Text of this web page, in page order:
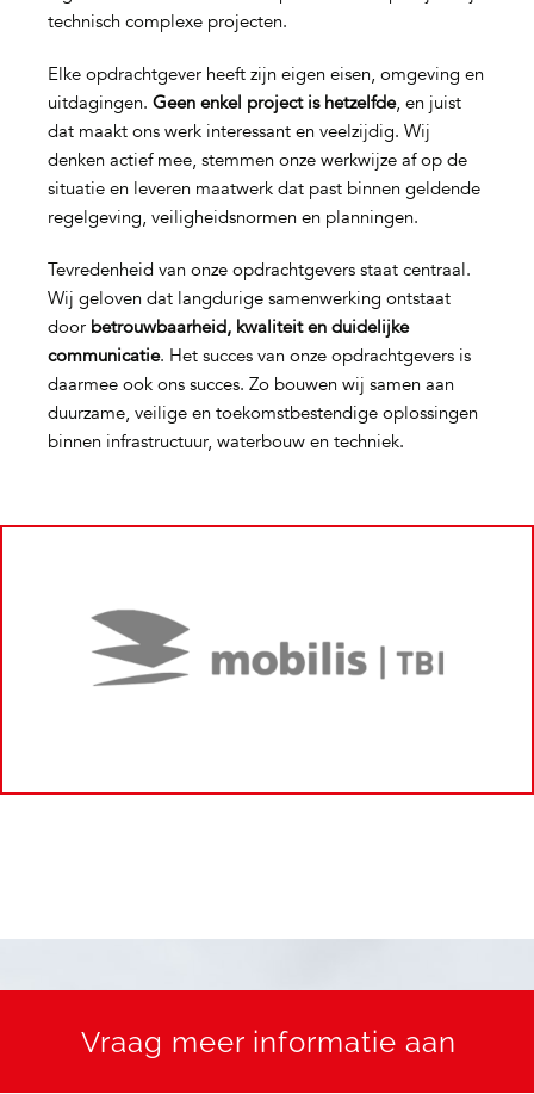
technisch complexe projecten.
Elke opdrachtgever heeft zijn eigen eisen, omgeving en
uitdagingen. Geen enkel project is hetzelfde, en juist
dat maakt ons werk interessant en veelzijdig. Wij
denken actief mee, stemmen onze werkwijze af op de
situatie en leveren maatwerk dat past binnen geldende
regelgeving, veiligheidsnormen en planningen.
Tevredenheid van onze opdrachtgevers staat centraal.
Wij geloven dat langdurige samenwerking ontstaat
door betrouwbaarheid, kwaliteit en duidelijke
communicatie. Het succes van onze opdrachtgevers is
daarmee ook ons succes. Zo bouwen wij samen aan
duurzame, veilige en toekomstbestendige oplossingen
binnen infrastructuur, waterbouw en techniek.
Vraag meer informatie aan